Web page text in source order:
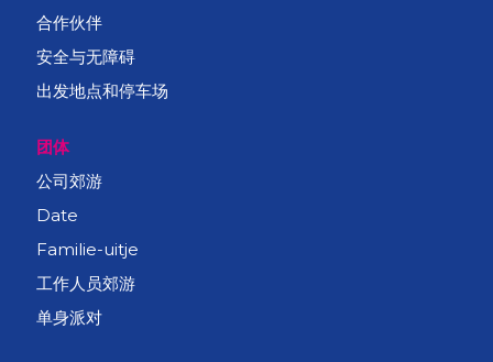
合作伙伴
安全与无障碍
出发地点和停车场
团体
公司郊游
Date
Familie-uitje
工作人员郊游
单身派对